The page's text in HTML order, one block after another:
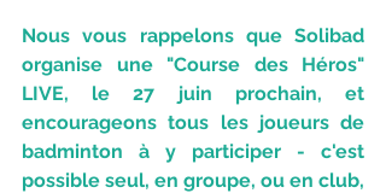
Nous vous rappelons que Solibad
organise une "Course des Héros"
LIVE, le 27 juin prochain, et
encourageons tous les joueurs de
badminton à y participer - c'est
possible seul, en groupe, ou en club,